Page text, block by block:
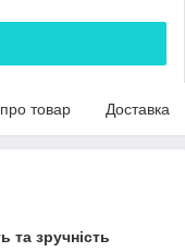
про товар Доставка
та зручність